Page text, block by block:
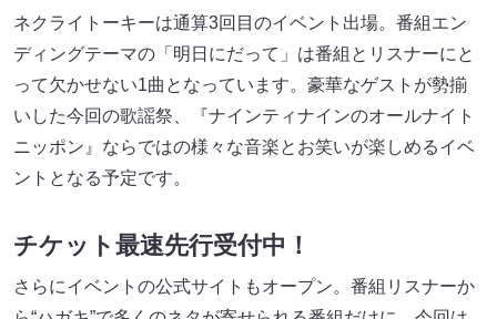
ネクライトーキーは通算3回目のイベント出場。番組エン
ディングテーマの「明日にだって」は番組とリスナーにと
って欠かせない1曲となっています。豪華なゲストが勢揃
いした今回の歌謡祭、『ナインティナインのオールナイト
ニッポン』ならではの様々な音楽とお笑いが楽しめるイベ
ントとなる予定です。
チケット最速先行受付中！
さらにイベントの公式サイトもオープン。番組リスナーか